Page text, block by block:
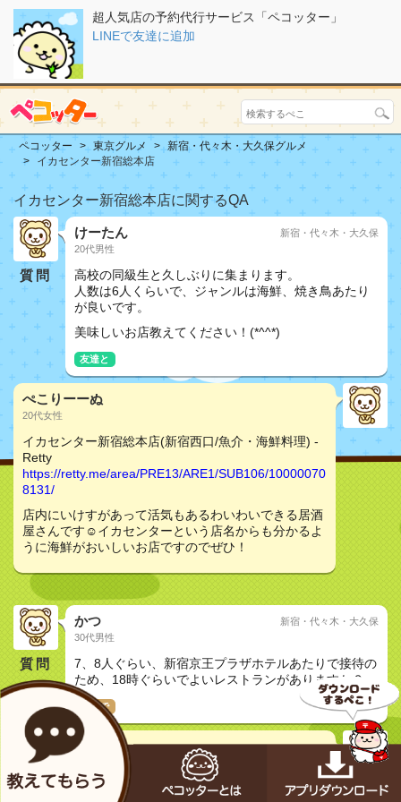
超人気店の予約代行サービス「ペコッター」
LINEで友達に追加
ペコッター 東京グルメ
新宿・代々木・大久保グルメ
イカセンター新宿総本店
イカセンター新宿総本店に関するQA
質問
けーたん
20代男性
新宿・代々木・大久保
高校の同級生と久しぶりに集まります。
人数は6人くらいで、ジャンルは海鮮、焼き鳥あたり
が良いです。
美味しいお店教えてください！(*^^*)
友達と
ぺこりーーぬ
20代女性
イカセンター新宿総本店(新宿西口/魚介・海鮮料理) -
Retty
https://retty.me/area/PRE13/ARE1/SUB106/10000070
8131/
店内にいけすがあって活気もあるわいわいできる居酒
屋さんです☺️イカセンターという店名からも分かるよ
うに海鮮がおいしいお店ですのでぜひ！
質問
かつ
30代男性
新宿・代々木・大久保
7、8人ぐらい、新宿京王プラザホテルあたりで接待の
ため、18時ぐらいでよいレストランがありますか？
接待で
トコトコ
非公開非公開
イカセンター新宿総本店(新宿西口/魚介・海鮮料理) -